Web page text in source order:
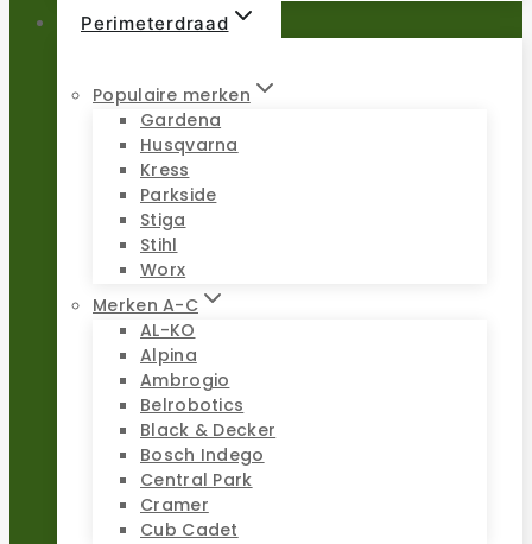
Perimeterdraad
Populaire merken
Gardena
Husqvarna
Kress
Parkside
Stiga
Stihl
Worx
Merken A-C
AL-KO
Alpina
Ambrogio
Belrobotics
Black & Decker
Bosch Indego
Central Park
Cramer
Cub Cadet